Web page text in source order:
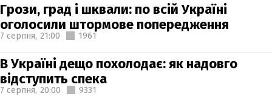
Грози, град і шквали: по всій Україні
оголосили штормове попередження
7 серпня, 21:00 1961
В Україні дещо похолодає: як надовго
відступить спека
7 серпня, 20:00 9331